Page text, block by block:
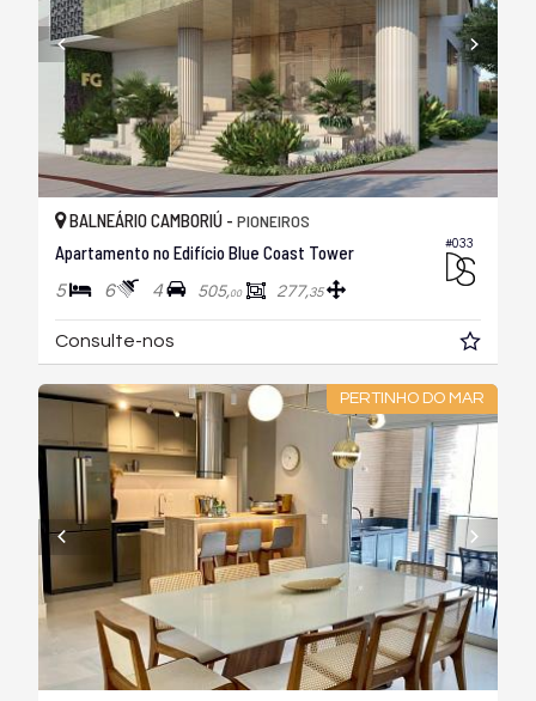
#033
BALNEÁRIO CAMBORIÚ - PIONEIROS
Apartamento no Edifício Blue Coast Tower
5 6 4 505,00 277,35
Consulte-nos
PERTINHO DO MAR